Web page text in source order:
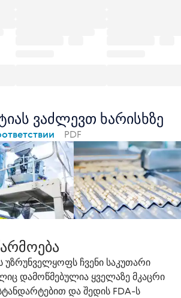
ვაძლევთ ხარისხზე
PDF
უზრუნველყოფს ჩვენი საკუთარი
დამოწმებულია ყველაზე მკაცრი
და შედის FDA-ს